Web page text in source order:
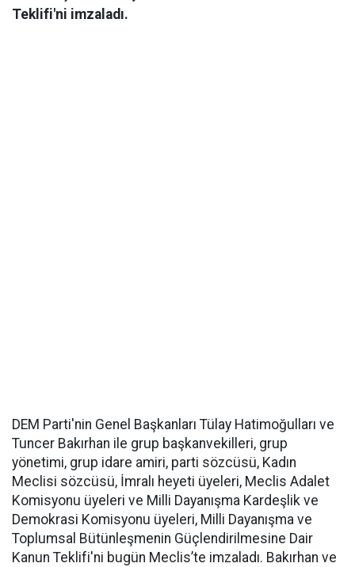
Teklifi'ni imzaladı.
DEM Parti'nin Genel Başkanları Tülay Hatimoğulları ve
Tuncer Bakırhan ile grup başkanvekilleri, grup
yönetimi, grup idare amiri, parti sözcüsü, Kadın
Meclisi sözcüsü, İmralı heyeti üyeleri, Meclis Adalet
Komisyonu üyeleri ve Milli Dayanışma Kardeşlik ve
Demokrasi Komisyonu üyeleri, Milli Dayanışma ve
Toplumsal Bütünleşmenin Güçlendirilmesine Dair
Kanun Teklifi'ni bugün Meclis’te imzaladı. Bakırhan ve